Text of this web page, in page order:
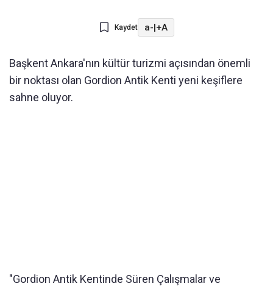
Kaydet a-|+A
Başkent Ankara'nın kültür turizmi açısından önemli
bir noktası olan Gordion Antik Kenti yeni keşiflere
sahne oluyor.
"Gordion Antik Kentinde Süren Çalışmalar ve